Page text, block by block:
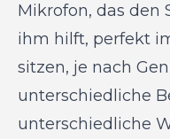
Mikrofon, das den
ihm hilft, perfekt
sitzen, je nach
unterschiedliche
unterschiedliche